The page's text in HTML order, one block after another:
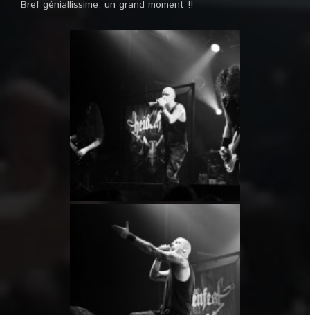
Bref géniallissime, un grand moment !!